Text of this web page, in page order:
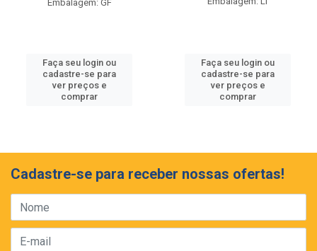
Embalagem: GF
Faça seu login ou
cadastre-se para
ver preços e
comprar
Faça seu login ou
cadastre-se para
ver preços e
comprar
Cadastre-se para receber nossas ofertas!